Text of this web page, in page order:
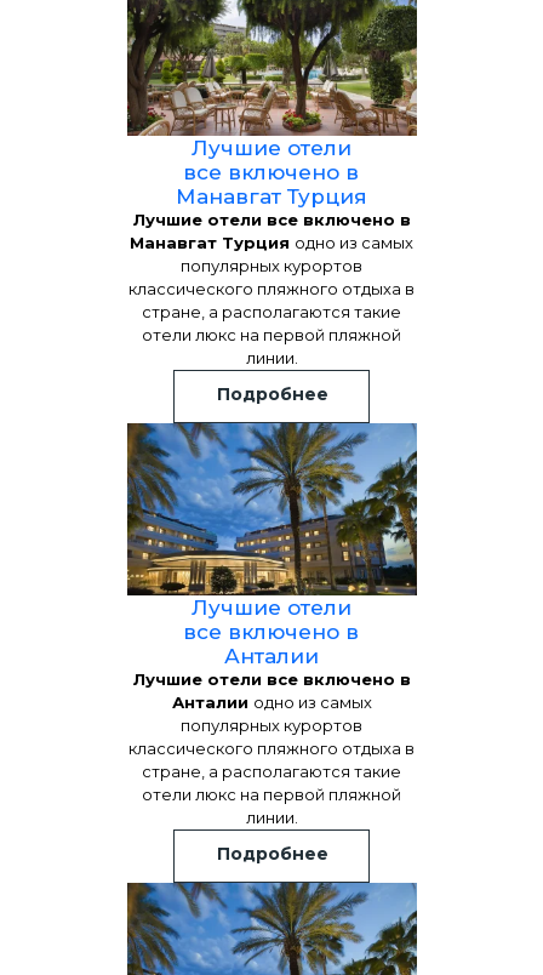
Лучшие отели
все включено в
Манавгат Турция
Лучшие отели все включено в
Манавгат Турция одно из самых
популярных курортов
классического пляжного отдыха в
стране, а располагаются такие
отели люкс на первой пляжной
линии.
Подробнее
Лучшие отели
все включено в
Анталии
Лучшие отели все включено в
Анталии одно из самых
популярных курортов
классического пляжного отдыха в
стране, а располагаются такие
отели люкс на первой пляжной
линии.
Подробнее